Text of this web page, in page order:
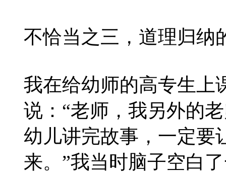
不恰当之三，道理归纳
我在给幼师的高专生上
说：“老师，我另外的
幼儿讲完故事，一定要
来。”我当时脑子空白